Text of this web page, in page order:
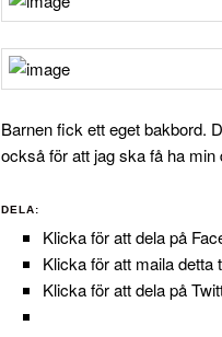
Barnen fick ett eget bakbord.
också för att jag ska få ha min
DELA:
Klicka för att dela på
Klicka för att maila detta
Klicka för att dela på